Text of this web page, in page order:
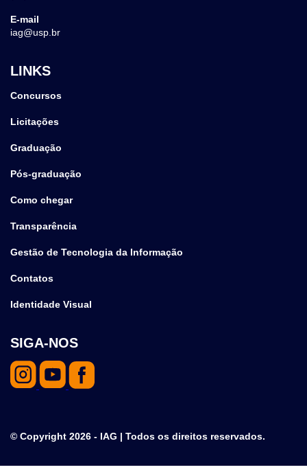
E-mail
iag@usp.br
LINKS
Concursos
Licitações
Graduação
Pós-graduação
Como chegar
Transparência
Gestão de Tecnologia da Informação
Contatos
Identidade Visual
SIGA-NOS
© Copyright 2026 - IAG | Todos os direitos reservados.